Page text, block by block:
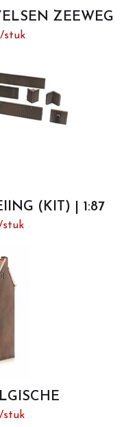
ZEEWEG
| 1:87
stuk
(KIT) | 1:87
stuk
stuk